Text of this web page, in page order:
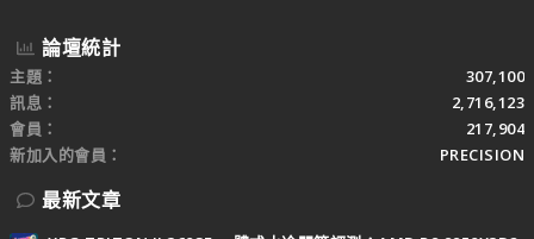
論壇統計
主題
307,100
訊息
2,716,123
會員
217,904
新加入的會員
PRECISION
最新文章